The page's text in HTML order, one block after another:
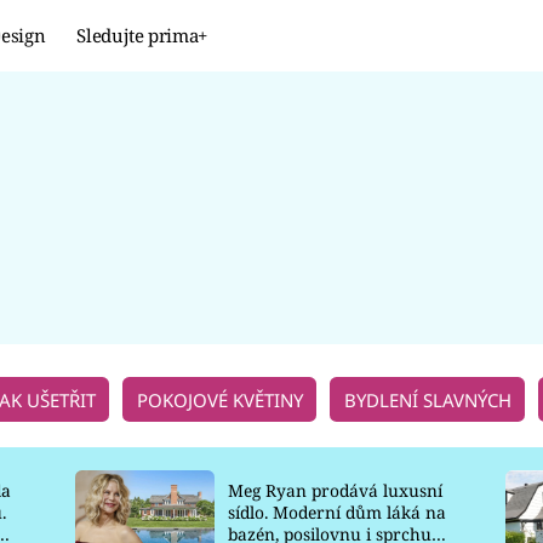
Sledujte prima+
UŠETŘIT POKOJOVÉ KVĚTINY BYDLENÍ SLAVNÝCH
Meg Ryan prodává luxusní
sídlo. Moderní dům láká na
bazén, posilovnu i sprchu